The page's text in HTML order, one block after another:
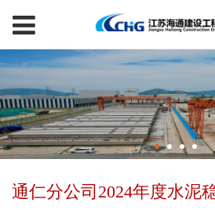
通仁分公司2024年度水泥